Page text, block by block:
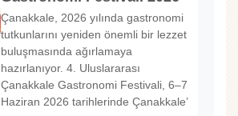
Çanakkale, 2026 yılında gastronomi
tutkunlarını yeniden önemli bir lezzet
buluşmasında ağırlamaya
hazırlanıyor. 4. Uluslararası
Çanakkale Gastronomi Festivali, 6–7
Haziran 2026 tarihlerinde Çanakkale’